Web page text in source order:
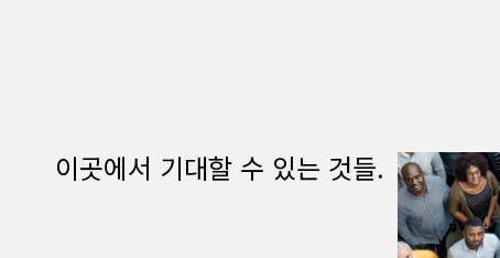
이곳에서 기대할 수 있는 것들.